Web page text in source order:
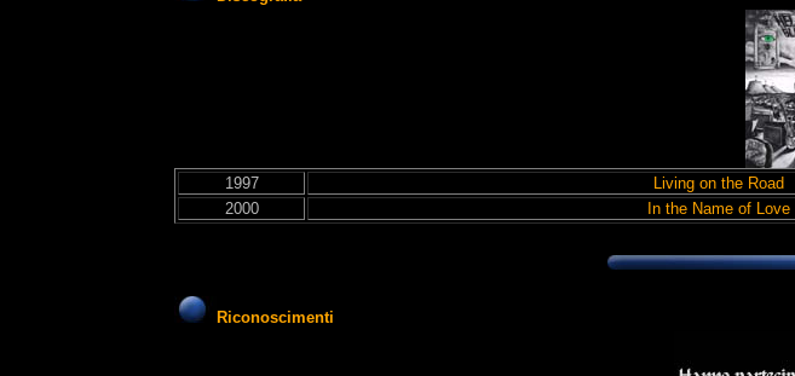
1997 Living on the Road
2000
In the Name of Love
Riconoscimenti